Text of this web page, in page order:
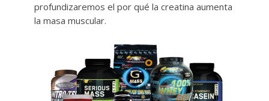
profundizaremos el por qué la creatina aumenta
la masa muscular.